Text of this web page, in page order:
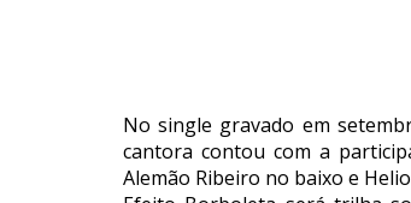
No single gravado em
cantora contou com a
Alemão Ribeiro no baixo e